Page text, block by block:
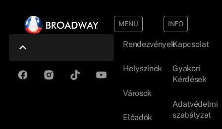
MENÜ
Rendezvények
Helyszínek
Városok
Előadók
INFO
Kapcsolat
Gyakori
Kérdések
Adatvédelmi
szabályzat